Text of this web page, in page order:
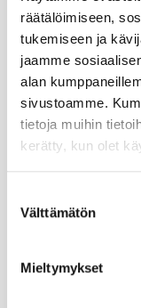
räätälöimiseen,
tukemiseen ja
jaamme
alan
sivustoamme.
tietoja muihin
kerätty, kun olet
valinta
Välttämätön
Mieltymykset
EAN-koodi:
Eläintiladesi 500 ml